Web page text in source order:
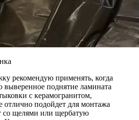
рекомендую применять, когда
выверенное поднятие ламината
с керамогранитом,
отлично подойдет для монтажа
со щелями или щербатую